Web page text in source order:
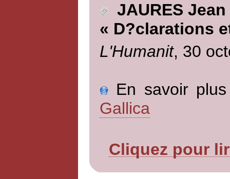
JAURES Jean
« D?clarations
L'Humanit, 30
En savoir
Gallica
Cliquez pour